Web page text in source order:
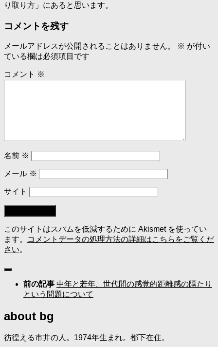
り取り方」にあると思います。
コメントを残す
メールアドレスが公開されることはありません。 ※ が付い
ている欄は必須項目です
コメント ※
名前 ※
メール ※
サイト
このサイトはスパムを低減するために Akismet を使ってい
ます。
コメントデータの処理方法の詳細はこちらをご覧くだ
さい。
前の記事 中年と若年、世代間の感覚的距離感の隔たり
という問題について
about bg
彷徨える市井の人。1974年生まれ。都下在住。